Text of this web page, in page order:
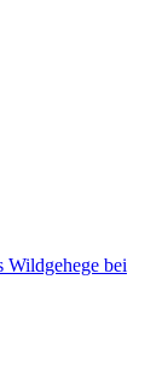
bei